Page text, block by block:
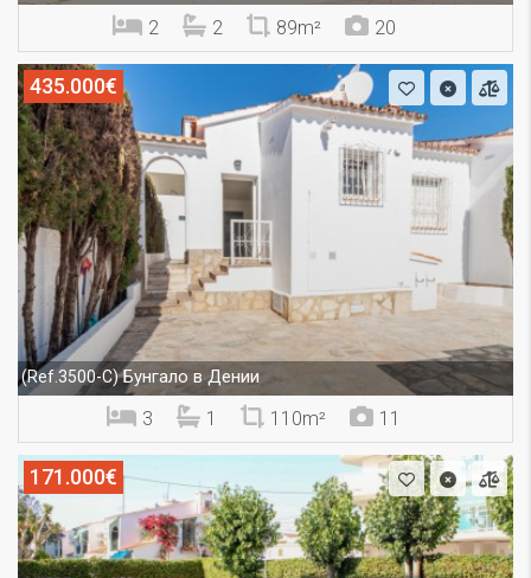
2 2 89m² 20
435.000€
(Ref.3500-C)Бунгало в Дении
3 1 110m² 11
171.000€